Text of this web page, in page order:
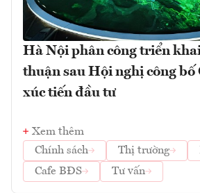
Hà Nội phân công triển
thuận sau Hội nghị công bố
xúc tiến đầu tư
Xem thêm
Chính sách
Thị trường
Cafe BĐS
Tư vấn